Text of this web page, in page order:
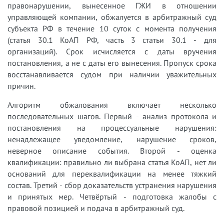
правонарушении, вынесенное ГЖИ в отношении
управляющей компании, обжалуется в арбитражный суд
субъекта РФ в течение 10 суток с момента получения
(статья 30.1 КоАП РФ, часть 3 статьи 30.1 - для
организаций). Срок исчисляется с даты вручения
постановления, а не с даты его вынесения. Пропуск срока
восстанавливается судом при наличии уважительных
причин.
Алгоритм обжалования включает несколько
последовательных шагов. Первый - анализ протокола и
постановления на процессуальные нарушения:
ненадлежащее уведомление, нарушение сроков,
неверное описание события. Второй - оценка
квалификации: правильно ли выбрана статья КоАП, нет ли
оснований для переквалификации на менее тяжкий
состав. Третий - сбор доказательств устранения нарушения
и принятых мер. Четвёртый - подготовка жалобы с
правовой позицией и подача в арбитражный суд.